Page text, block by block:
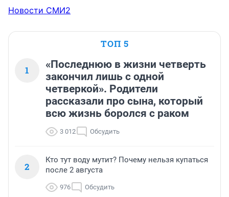
Новости СМИ2
ТОП 5
1
«Последнюю в жизни четверть
закончил лишь с одной
четверкой». Родители
рассказали про сына, который
всю жизнь боролся с раком
3 012 Обсудить
2
Кто тут воду мутит? Почему нельзя купаться
после 2 августа
976 Обсудить